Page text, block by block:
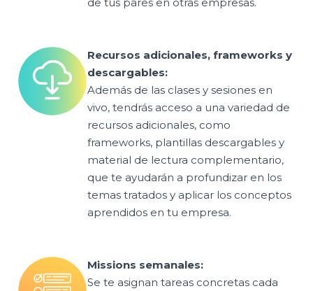
Recursos adicionales, frameworks y
descargables:
Además de las clases y sesiones en
vivo, tendrás acceso a una variedad de
recursos adicionales, como
frameworks, plantillas descargables y
material de lectura complementario,
que te ayudarán a profundizar en los
temas tratados y aplicar los conceptos
aprendidos en tu empresa.
Missions semanales:
Se te asignan tareas concretas cada